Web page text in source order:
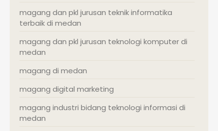
magang dan pkl jurusan teknik informatika
terbaik di medan
magang dan pkl jurusan teknologi komputer di
medan
magang di medan
magang digital marketing
magang industri bidang teknologi informasi di
medan